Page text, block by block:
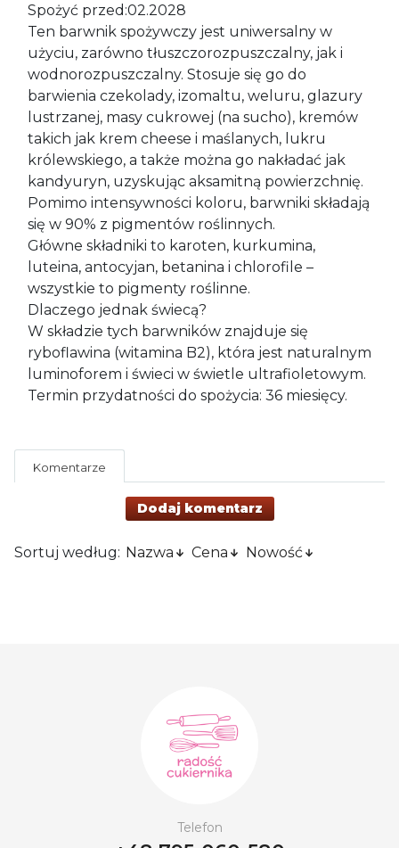
Spożyć przed:02.2028
Ten barwnik spożywczy jest uniwersalny w
użyciu, zarówno tłuszczorozpuszczalny, jak i
wodnorozpuszczalny. Stosuje się go do
barwienia czekolady, izomaltu, weluru, glazury
lustrzanej, masy cukrowej (na sucho), kremów
takich jak krem cheese i maślanych, lukru
królewskiego, a także można go nakładać jak
kandyuryn, uzyskując aksamitną powierzchnię.
Pomimo intensywności koloru, barwniki składają
się w 90% z pigmentów roślinnych.
Główne składniki to karoten, kurkumina,
luteina, antocyjan, betanina i chlorofile –
wszystkie to pigmenty roślinne.
Dlaczego jednak świecą?
W składzie tych barwników znajduje się
ryboflawina (witamina B2), która jest naturalnym
luminoforem i świeci w świetle ultrafioletowym.
Termin przydatności do spożycia: 36 miesięcy.
Komentarze
Dodaj komentarz
Sortuj według: Nazwa Cena Nowość
Telefon